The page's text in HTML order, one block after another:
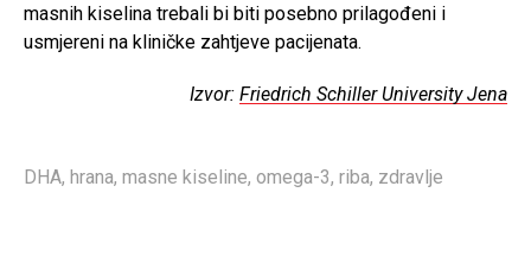
masnih kiselina trebali bi biti posebno prilagođeni i
usmjereni na kliničke zahtjeve pacijenata.
Izvor: Friedrich Schiller University Jena
DHA, hrana, masne kiseline, omega-3, riba, zdravlje